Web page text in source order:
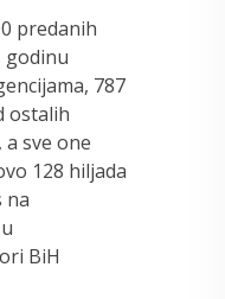
predanih
godinu
787
ostalih
sve one
128 hiljada
na
BiH